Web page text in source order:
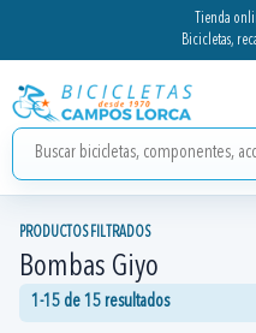
Tienda
Bicicletas,
PRODUCTOS FILTRADOS
Bombas Giyo
1-15 de 15 resultados